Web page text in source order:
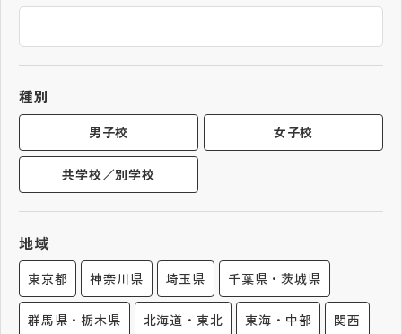
私学探検隊
説明会・イベント情報
よみもの
学校HP最新情報
種別
男子校 女子校
共学校／別学校
地域
東京都 神奈川県 埼玉県 千葉県・茨城県
群馬県・栃木県 北海道・東北 東海・中部 関西